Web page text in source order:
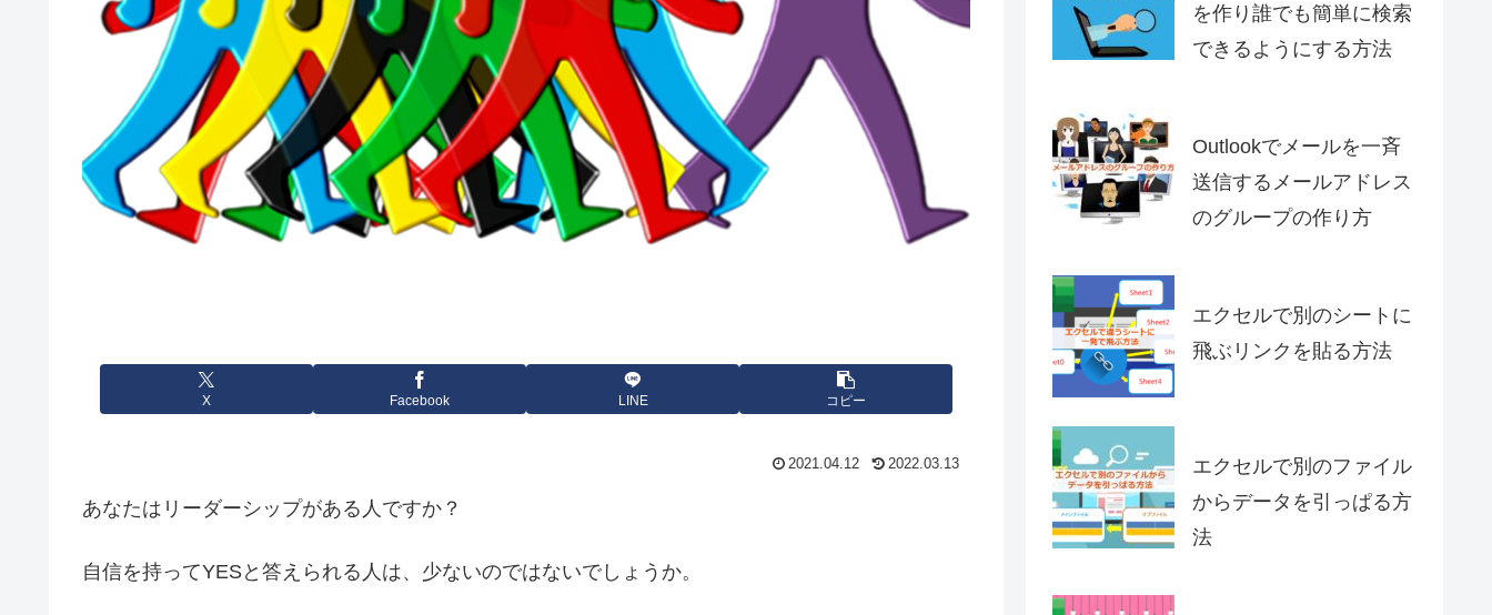
X Facebook LINE コピー
2021.04.12 2022.03.13
あなたはリーダーシップがある人ですか？
自信を持ってYESと答えられる人は、少ないのではないでしょうか。
を作り誰でも簡単に検索
できるようにする方法
Outlookでメールを一斉
送信するメールアドレス
のグループの作り方
エクセルで別のシートに
飛ぶリンクを貼る方法
エクセルで別のファイル
からデータを引っぱる方
法